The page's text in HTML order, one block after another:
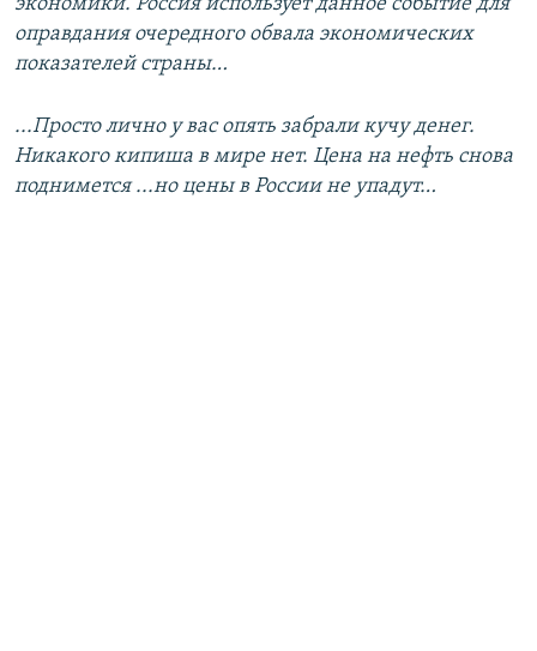
экономики. Россия использует данное событие для
оправдания очередного обвала экономических
показателей страны…
...Просто лично у вас опять забрали кучу денег.
Никакого кипиша в мире нет. Цена на нефть снова
поднимется ...но цены в России не упадут…